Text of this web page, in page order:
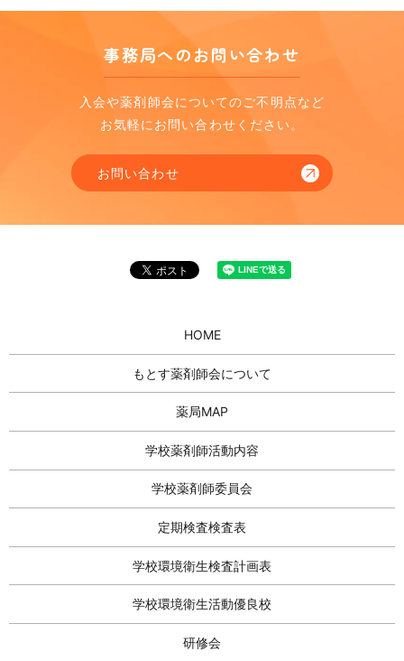
事務局へのお問い合わせ
入会や薬剤師会についてのご不明点など
お気軽にお問い合わせください。
お問い合わせ
HOME
もとす薬剤師会について
薬局MAP
学校薬剤師活動内容
学校薬剤師委員会
定期検査検査表
学校環境衛生検査計画表
学校環境衛生活動優良校
研修会